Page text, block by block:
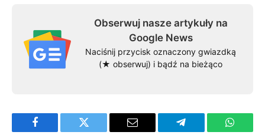
Obserwuj nasze artykuły na
Google News
Naciśnij przycisk oznaczony gwiazdką
(★ obserwuj) i bądź na bieżąco
Facebook Twitter Email Telegram